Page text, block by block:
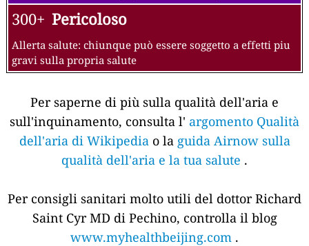
300+ Pericoloso
Allerta salute: chiunque può essere soggetto a effetti piu
gravi sulla propria salute
Per saperne di più sulla qualità dell'aria e
sull'inquinamento, consulta l' argomento Qualità
dell'aria di Wikipedia o la guida Airnow sulla
qualità dell'aria e la tua salute .
Per consigli sanitari molto utili del dottor Richard
Saint Cyr MD di Pechino, controlla il blog
www.myhealthbeijing.com .